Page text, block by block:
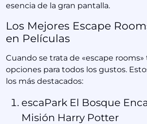
esencia de la gran pantalla.
Los Mejores Escape
en Películas
Cuando se trata de «escape
opciones para todos los gustos.
los más destacados:
escaPark El Bosque
Misión Harry Potter